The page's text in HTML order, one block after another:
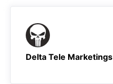
Delta Tele Marketings